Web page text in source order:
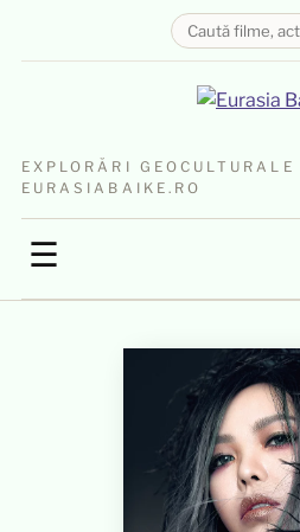
EXPLORĂRI
EURASIABAIKE.RO
☰